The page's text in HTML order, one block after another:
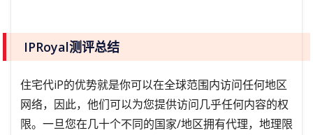
IPRoyal测评总结
住宅代iP的优势就是你可以在全球范围内访问任何地区
网络，因此，他们可以为您提供访问几乎任何内容的权
限。一旦您在几十个不同的国家/地区拥有代理，地理限